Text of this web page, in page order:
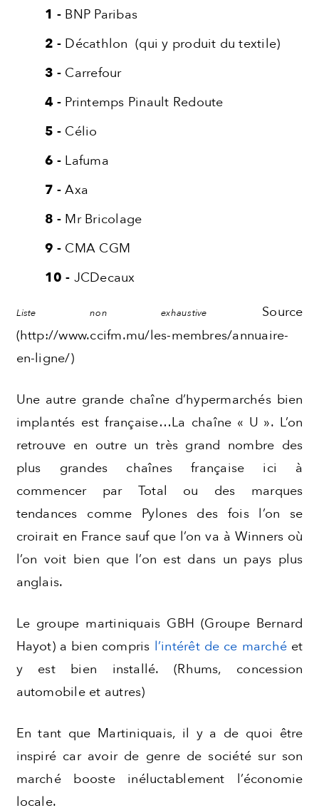
BNP Paribas
Décathlon (qui y produit du textile)
Carrefour
Printemps Pinault Redoute
Célio
Lafuma
Axa
Mr Bricolage
CMA CGM
JCDecaux
Liste non exhaustive
Source
(http://www.ccifm.mu/les-membres/annuaire-
en-ligne/)
Une autre grande chaîne d’hypermarchés bien
implantés est française…La chaîne « U ». L’on
retrouve en outre un très grand nombre des
plus grandes chaînes française ici à
commencer par Total ou des marques
tendances comme Pylones des fois l’on se
croirait en France sauf que l’on va à Winners où
l’on voit bien que l’on est dans un pays plus
anglais.
Le groupe martiniquais GBH (Groupe Bernard
Hayot) a bien compris l’intérêt de ce marché et
y est bien installé. (Rhums, concession
automobile et autres)
En tant que Martiniquais, il y a de quoi être
inspiré car avoir de genre de société sur son
marché booste inéluctablement l’économie
locale.